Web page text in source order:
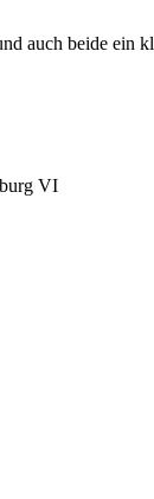
auch beide ein
VI